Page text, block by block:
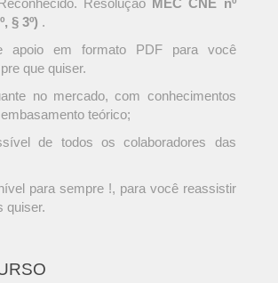
Resolução MEC CNE nº
§ 3º) .
apoio em formato PDF para você
que quiser.
no mercado, com conhecimentos
teórico;
de todos os colaboradores das
para sempre !, para você reassistir
quiser.